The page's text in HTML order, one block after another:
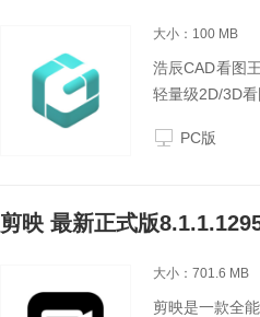
大小：100 MB
浩辰CAD看图
轻量级2D/3D看
PC版
剪映 最新正式版
大小：701.6 MB
剪映是一款全